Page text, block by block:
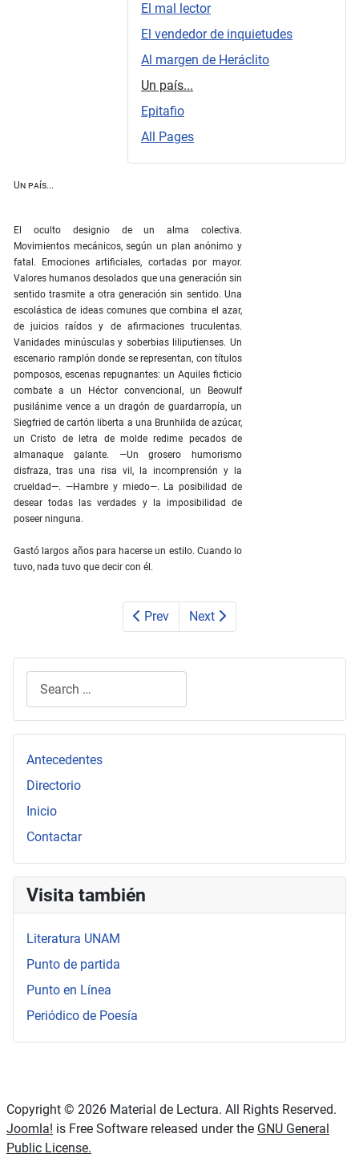
El mal lector
El vendedor de inquietudes
Al margen de Heráclito
Un país...
Epitafio
All Pages
Un país...
El oculto designio de un alma colectiva.
Movimientos mecánicos, según un plan anónimo y
fatal. Emociones artificiales, cortadas por mayor.
Valores humanos desolados que una generación sin
sentido trasmite a otra generación sin sentido. Una
escolástica de ideas comunes que combina el azar,
de juicios raídos y de afirmaciones truculentas.
Vanidades minúsculas y soberbias liliputienses. Un
escenario ramplón donde se representan, con títulos
pomposos, escenas repugnantes: un Aquiles ficticio
combate a un Héctor convencional, un Beowulf
pusilánime vence a un dragón de guardarropía, un
Siegfried de cartón liberta a una Brunhilda de azúcar,
un Cristo de letra de molde redime pecados de
almanaque galante. —Un grosero humorismo
disfraza, tras una risa vil, la incomprensión y la
crueldad—. —Hambre y miedo—. La posibilidad de
desear todas las verdades y la imposibilidad de
poseer ninguna.
Gastó largos años para hacerse un estilo. Cuando lo
tuvo, nada tuvo que decir con él.
Prev Next
Antecedentes
Directorio
Inicio
Contactar
Visita también
Literatura UNAM
Punto de partida
Punto en Línea
Periódico de Poesía
Copyright © 2026 Material de Lectura. All Rights Reserved.
Joomla! is Free Software released under the GNU General
Public License.